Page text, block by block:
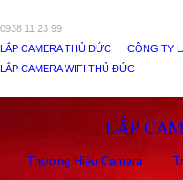
0938 11 23 99
LẮP CAMERA THỦ ĐỨC
CÔNG TY
LẮP CAMERA WIFI THỦ ĐỨC
LẮP
Thương Hiệu Camera